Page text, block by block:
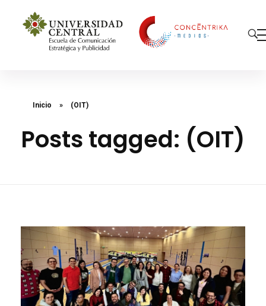
Inicio » (OIT)
Posts tagged: (OIT)